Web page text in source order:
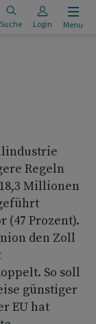
Suche Login Menu
Regeln
Millionen
(47 Prozent).
den Zoll
So soll
günstiger
EU hat